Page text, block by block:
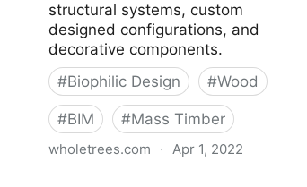
structural systems, custom
designed configurations, and
decorative components.
#Biophilic Design #Wood
#BIM #Mass Timber
wholetrees.com · Apr 1, 2022